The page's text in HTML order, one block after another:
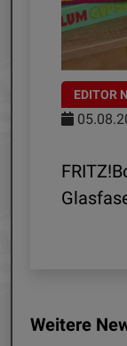
EDITOR
Weitere